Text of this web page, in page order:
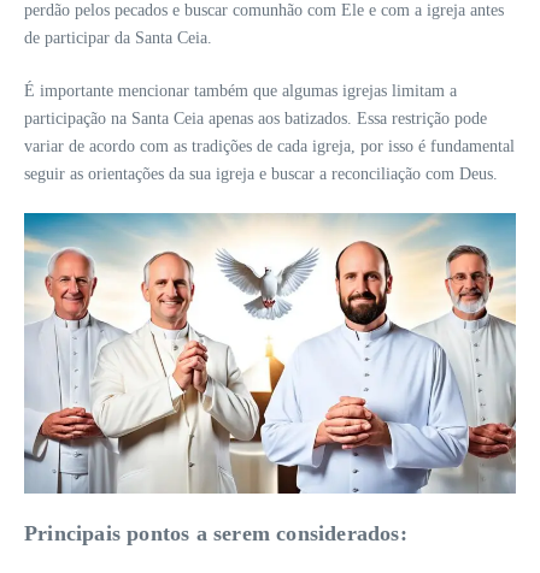
perdão pelos pecados e buscar comunhão com Ele e com a igreja antes
de participar da Santa Ceia.
É importante mencionar também que algumas igrejas limitam a
participação na Santa Ceia apenas aos batizados. Essa restrição pode
variar de acordo com as tradições de cada igreja, por isso é fundamental
seguir as orientações da sua igreja e buscar a reconciliação com Deus.
Principais pontos a serem considerados: